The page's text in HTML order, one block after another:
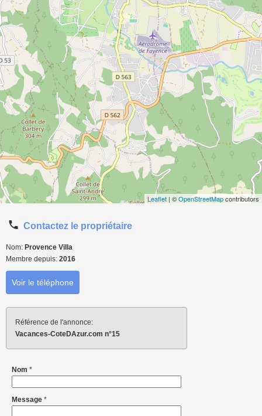
Leaflet | ©OpenStreetMapcontributors
Contactez le propriétaire
Nom: Provence Villa
Membre depuis: 2016
Voir le téléphone
Référence de l'annonce:
Vacances-CoteDAzur.com n°15
Nom *
Message *